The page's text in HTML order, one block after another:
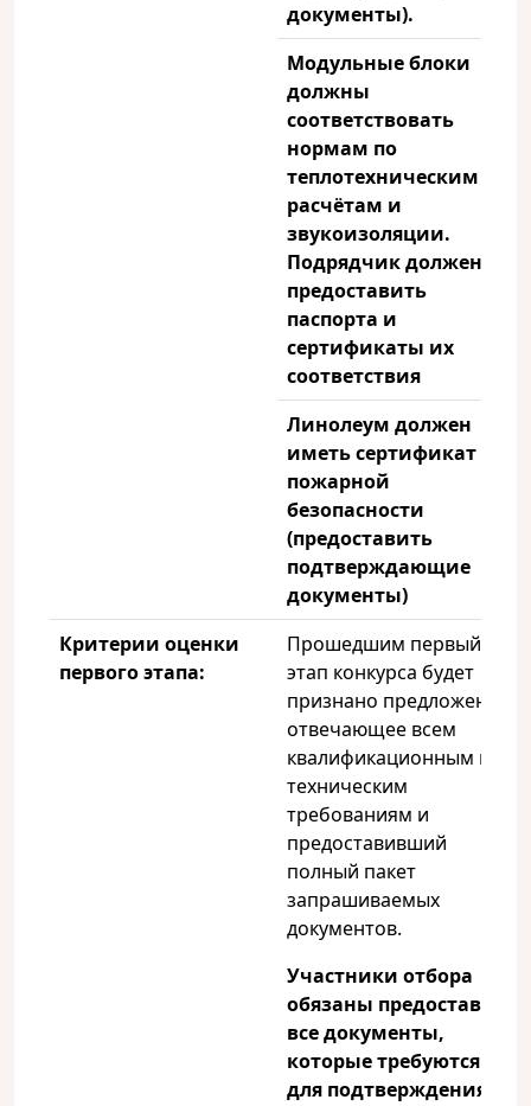
документы).
Модульные блоки
должны
соответствовать
нормам по
теплотехническим
расчётам и
звукоизоляции.
Подрядчик должен
предоставить
паспорта и
сертификаты их
соответствия
Линолеум должен
иметь сертификат
пожарной
безопасности
(предоставить
подтверждающие
документы)
Критерии оценки
первого этапа:
Прошедшим первый
этап конкурса будет
признано предложение,
отвечающее всем
квалификационным и
техническим
требованиям и
предоставивший
полный пакет
запрашиваемых
документов.
Участники отбора
обязаны предоставить
все документы,
которые требуются
для подтверждения